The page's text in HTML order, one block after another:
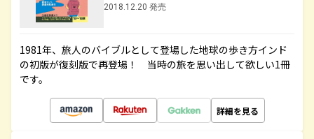
2018.12.20 発売
1981年、旅人のバイブルとして登場した地球の歩き方インド
の初版が復刻版で再登場！ 当時の旅を思い出して欲しい1冊
です。
詳細を見る